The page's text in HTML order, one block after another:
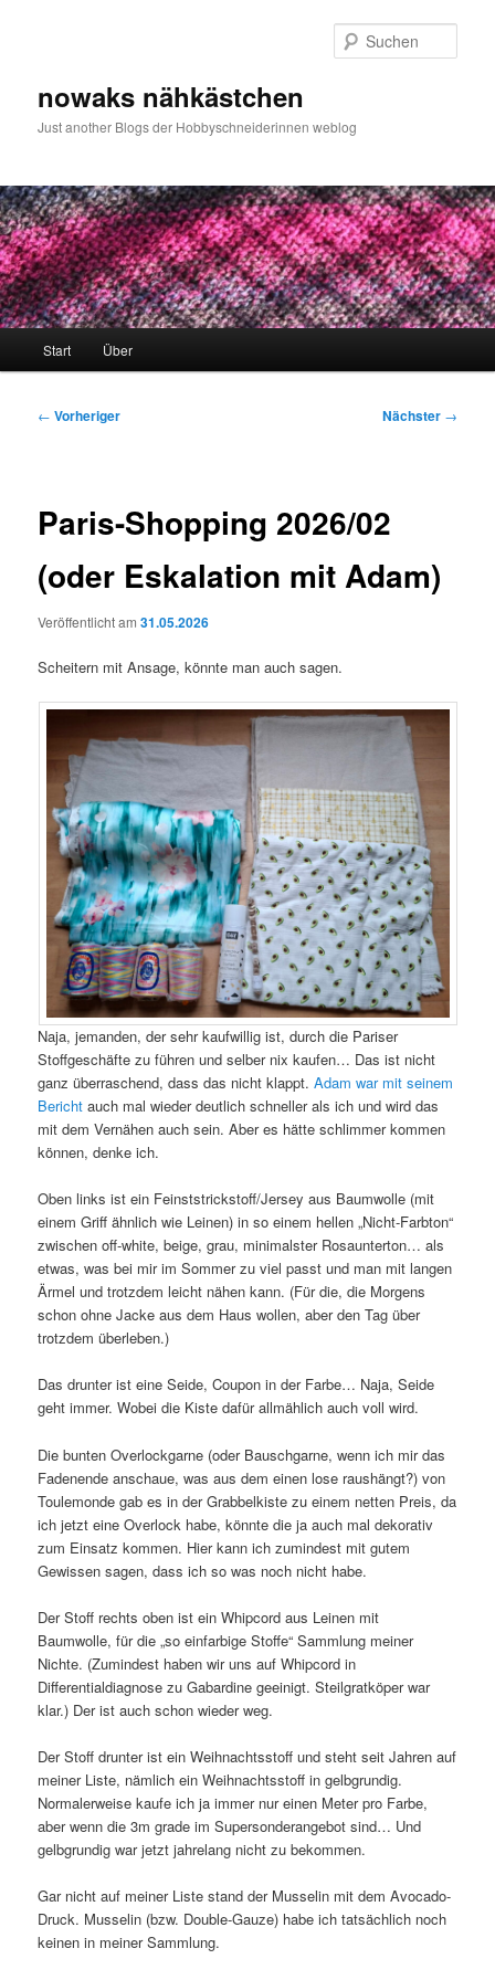
nowaks nähkästchen
Just another Blogs der Hobbyschneiderinnen weblog
Start Über
Beitragsnavigation
← Vorheriger Nächster →
Paris-Shopping 2026/02
(oder Eskalation mit Adam)
Veröffentlicht am31.05.2026
Scheitern mit Ansage, könnte man auch sagen.
Naja, jemanden, der sehr kaufwillig ist, durch die Pariser
Stoffgeschäfte zu führen und selber nix kaufen… Das ist nicht
ganz überraschend, dass das nicht klappt.Adam war mit seinem
Bericht auch mal wieder deutlich schneller als ich und wird das
mit dem Vernähen auch sein. Aber es hätte schlimmer kommen
können, denke ich.
Oben links ist ein Feinststrickstoff/Jersey aus Baumwolle (mit
einem Griff ähnlich wie Leinen) in so einem hellen „Nicht-Farbton“
zwischen off-white, beige, grau, minimalster Rosaunterton… als
etwas, was bei mir im Sommer zu viel passt und man mit langen
Ärmel und trotzdem leicht nähen kann. (Für die, die Morgens
schon ohne Jacke aus dem Haus wollen, aber den Tag über
trotzdem überleben.)
Das drunter ist eine Seide, Coupon in der Farbe… Naja, Seide
geht immer. Wobei die Kiste dafür allmählich auch voll wird.
Die bunten Overlockgarne (oder Bauschgarne, wenn ich mir das
Fadenende anschaue, was aus dem einen lose raushängt?) von
Toulemonde gab es in der Grabbelkiste zu einem netten Preis, da
ich jetzt eine Overlock habe, könnte die ja auch mal dekorativ
zum Einsatz kommen. Hier kann ich zumindest mit gutem
Gewissen sagen, dass ich so was noch nicht habe.
Der Stoff rechts oben ist ein Whipcord aus Leinen mit
Baumwolle, für die „so einfarbige Stoffe“ Sammlung meiner
Nichte. (Zumindest haben wir uns auf Whipcord in
Differentialdiagnose zu Gabardine geeinigt. Steilgratköper war
klar.) Der ist auch schon wieder weg.
Der Stoff drunter ist ein Weihnachtsstoff und steht seit Jahren auf
meiner Liste, nämlich ein Weihnachtsstoff in gelbgrundig.
Normalerweise kaufe ich ja immer nur einen Meter pro Farbe,
aber wenn die 3m grade im Supersonderangebot sind… Und
gelbgrundig war jetzt jahrelang nicht zu bekommen.
Gar nicht auf meiner Liste stand der Musselin mit dem Avocado-
Druck. Musselin (bzw. Double-Gauze) habe ich tatsächlich noch
keinen in meiner Sammlung.